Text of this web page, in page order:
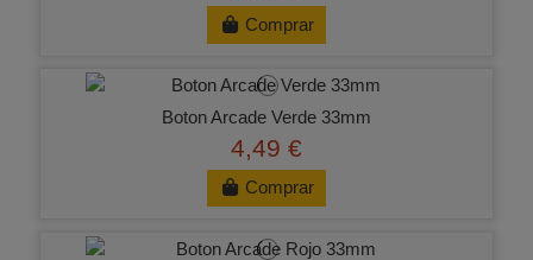
Comprar
Boton Arcade Verde 33mm
4,49 €
Comprar